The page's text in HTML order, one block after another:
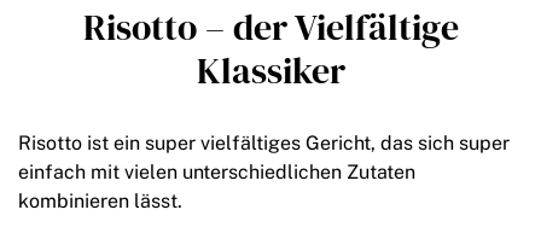
Risotto – der Vielfältige
Klassiker
Risotto ist ein super vielfältiges Gericht, das sich super
einfach mit vielen unterschiedlichen Zutaten
kombinieren lässt.